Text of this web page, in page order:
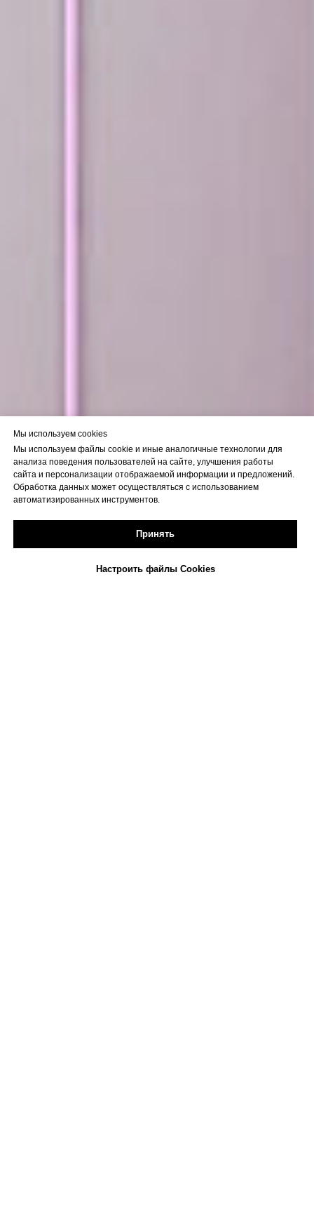
Мы используем cookies
Мы используем файлы cookie и иные аналогичные технологии для
анализа поведения пользователей на сайте, улучшения работы
сайта и персонализации отображаемой информации и предложений.
Обработка данных может осуществляться с использованием
автоматизированных инструментов.
Принять
Настроить файлы Cookies